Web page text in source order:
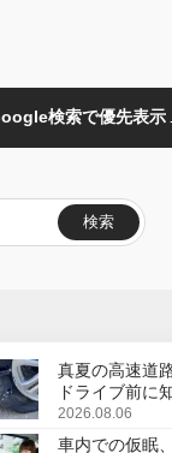
検索で優先表示
検索
真夏の高速道
ドライブ前に
2026.08.06
車内での仮眠